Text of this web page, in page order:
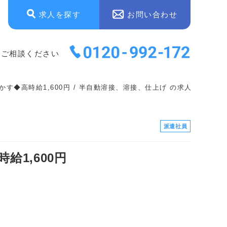
求人を探す お問い合わせ
相談ください
◆高時給1,600円 / 半自動溶接、溶接、仕上げ の求人情報
派遣社員
給1,600円